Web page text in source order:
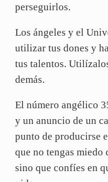
perseguirlos.
Los ángeles y el
utilizar tus dones y
tus talentos.
demás.
El número angélico
y un anuncio de un
punto de producirse
que no tengas miedo
sino que confíes en